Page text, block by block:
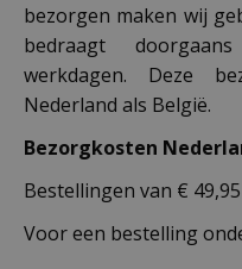
bezorgen maken wij
bedraagt
werkdagen. Deze
Nederland als België.
Bezorgkosten
Bestellingen van €
Voor een bestelling